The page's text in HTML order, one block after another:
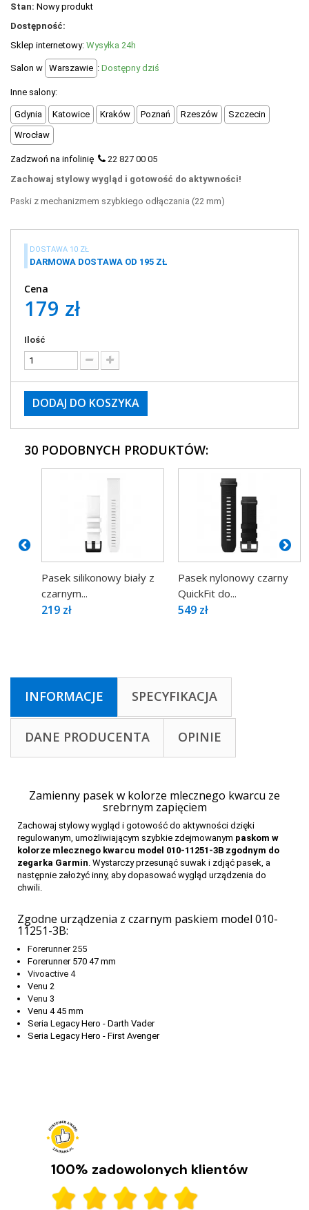
WYPRZEDAŻ
Stan: Nowy produkt
Dostępność:
Sklep internetowy: Wysyłka 24h
Salon w Warszawie : Dostępny dziś
Inne salony:
Gdynia Katowice Kraków Poznań Rzeszów
Szczecin
Wrocław
Zadzwoń na infolinię
22 827 00 05
Zachowaj stylowy wygląd i gotowość do aktywności!
Paski z mechanizmem szybkiego odłączania (22 mm)
DOSTAWA 10 ZŁ
DARMOWA DOSTAWA OD 195 ZŁ
Cena
179 zł
Ilość
DODAJ DO KOSZYKA
30 PODOBNYCH PRODUKTÓW:
Pasek silikonowy biały z
czarnym...
219 zł
Pasek nylonowy czarny
QuickFit do...
549 zł
INFORMACJE SPECYFIKACJA
DANE PRODUCENTA OPINIE
Zamienny pasek w kolorze mlecznego kwarcu ze
srebrnym zapięciem
Zachowaj stylowy wygląd i gotowość do aktywności dzięki
regulowanym, umożliwiającym szybkie zdejmowanym paskom w
kolorze mlecznego kwarcu model 010-11251-3B zgodnym do
zegarka Garmin . Wystarczy przesunąć suwak i zdjąć pasek, a
następnie założyć inny, aby dopasować wygląd urządzenia do
chwili.
Zgodne urządzenia z czarnym paskiem model 010-
11251-3B:
Forerunner 255
Forerunner 570 47 mm
Vivoactive 4
Venu 2
Venu 3
Venu 4 45 mm
Seria Legacy Hero - Darth Vader
Seria Legacy Hero - First Avenger
100% zadowolonych klientów